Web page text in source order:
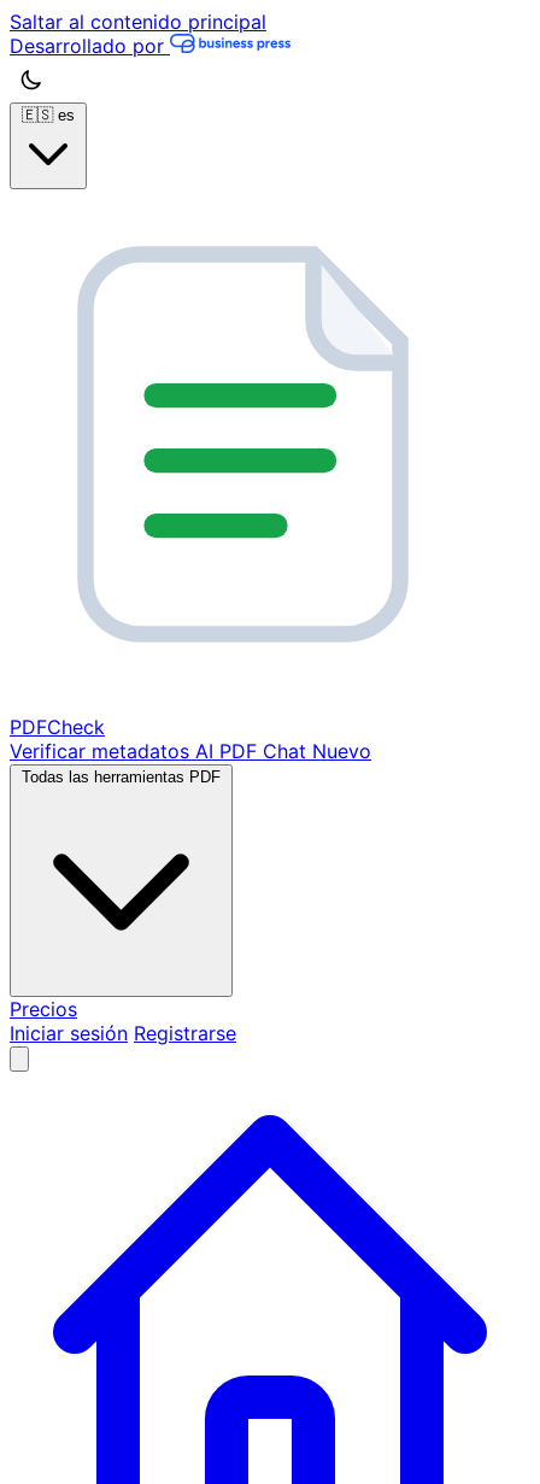
Saltar al contenido principal
Desarrollado por
🇪🇸 es
PDFCheck
Verificar metadatos AI PDF Chat Nuevo
Todas las herramientas PDF
Precios
Iniciar sesión Registrarse